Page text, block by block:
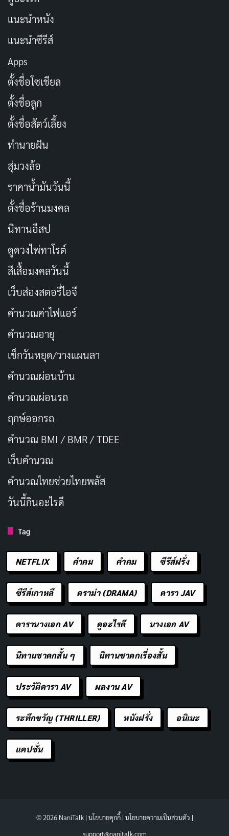
แนะนำหนัง
แนะนำซีรีส์
Apps
ตั้งชื่อโซเชียล
ตั้งชื่อลูก
ตั้งชื่อสัตว์เลี้ยง
ทำนายฝัน
สุ่มวงล้อ
ราคาน้ำมันวันนี้
ตั้งชื่อร้านมงคล
นิทานอีสป
ดูดวงไพ่ทาโรต์
สีเสื้อมงคลวันนี้
เว็บส่องสตอรี่ไอจี
คำนวณค่าไฟแอร์
คำนวณอายุ
เช็กวันหยุด/วางแผนลา
คำนวณผ่อนบ้าน
คำนวณผ่อนรถ
ฤกษ์ออกรถ
คำนวณ BMI / BMR / TDEE
เว็บคํานวณ
คํานวณไทยช่วยไทยพลัส
วันนี้กินอะไรดี
Tag
NETFLIX คำคม คําคม ซีรีส์ฝรั่ง
ซีรีส์เกาหลี ดราม่า (DRAMA) ดารา JAV
ดารานางเอก AV ดูอะไรดี นางเอก AV
นิทานชาดกสั้น ๆ นิทานชาดกเรื่องสั้น
ประวัติดารา AV ผลงาน AV
ระทึกขวัญ (THRILLER) หนังฝรั่ง อนิเมะ
แคปชั่น
© 2026 NaniTalk | นโยบายคุกกี้| นโยบายความเป็นส่วนตัว |
support@nanitalk.com